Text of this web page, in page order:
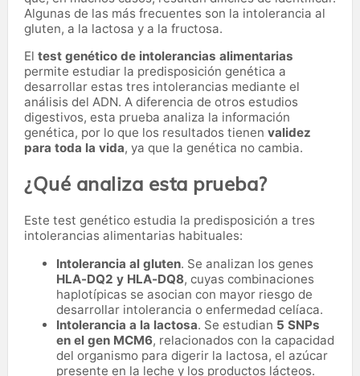
Algunas de las más frecuentes son la intolerancia al
gluten, a la lactosa y a la fructosa.
El test genético de intolerancias alimentarias
permite estudiar la predisposición genética a
desarrollar estas tres intolerancias mediante el
análisis del ADN. A diferencia de otros estudios
digestivos, esta prueba analiza la información
genética, por lo que los resultados tienen validez
para toda la vida, ya que la genética no cambia.
¿Qué analiza esta prueba?
Este test genético estudia la predisposición a tres
intolerancias alimentarias habituales:
Intolerancia al gluten. Se analizan los genes
HLA-DQ2 y HLA-DQ8, cuyas combinaciones
haplotípicas se asocian con mayor riesgo de
desarrollar intolerancia o enfermedad celíaca.
Intolerancia a la lactosa. Se estudian 5 SNPs
en el gen MCM6, relacionados con la capacidad
del organismo para digerir la lactosa, el azúcar
presente en la leche y los productos lácteos.